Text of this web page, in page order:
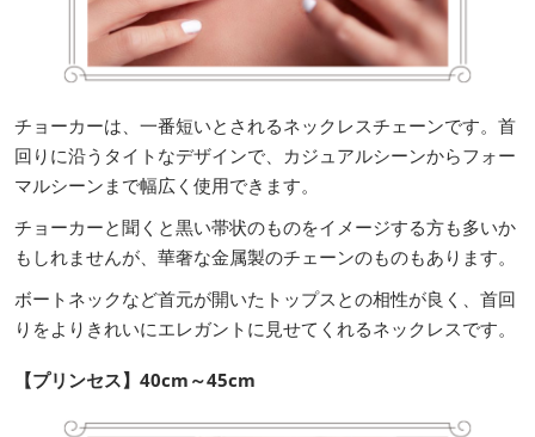
チョーカーは、一番短いとされるネックレスチェーンです。首
回りに沿うタイトなデザインで、カジュアルシーンからフォー
マルシーンまで幅広く使用できます。
チョーカーと聞くと黒い帯状のものをイメージする方も多いか
もしれませんが、華奢な金属製のチェーンのものもあります。
ボートネックなど首元が開いたトップスとの相性が良く、首回
りをよりきれいにエレガントに見せてくれるネックレスです。
【プリンセス】40cm～45cm